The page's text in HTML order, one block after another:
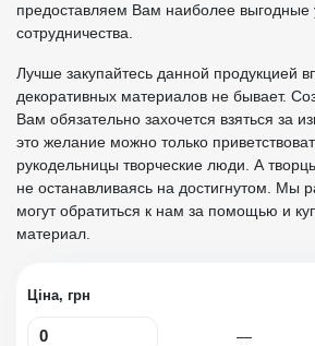
Ціна, грн
—
предоставляем Вам наиболее выгодные
сотрудничества.
Лучше закупайтесь данной продукцией
декоративных материалов не бывает.
Вам обязательно захочется взяться за
это желание можно только
рукодельницы творческие люди. А
не останавливаясь на достигнутом. Мы
могут обратиться к нам за помощью и
материал.